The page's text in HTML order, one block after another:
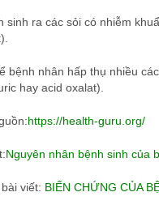
sinh ra các sỏi có nhiễm
bệnh nhân hấp thụ nhiều
hay acid oxalat).
https://health-guru.org/
Nguyên nhân bệnh sinh của
viết: BIẾN CHỨNG CỦA